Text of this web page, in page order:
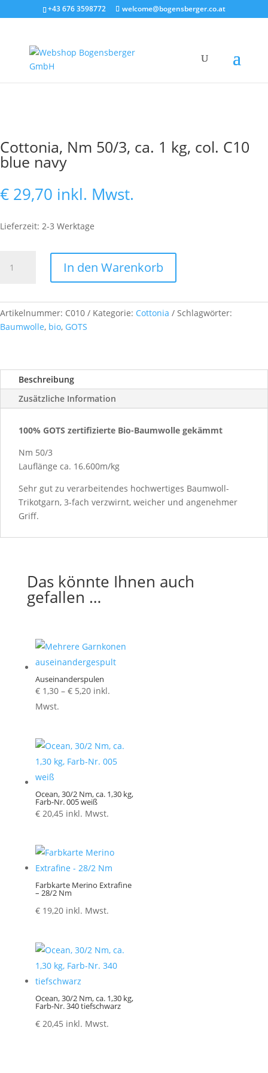
+43 676 3598772 welcome@bogensberger.co.at
Cottonia, Nm 50/3, ca. 1 kg, col. C10
blue navy
€ 29,70 inkl. Mwst.
Lieferzeit: 2-3 Werktage
Nm
1
kg,
blue
Menge
In den Warenkorb
Artikelnummer: C010 Kategorie: Cottonia
Schlagwörter:
Baumwolle, bio, GOTS
Beschreibung
Zusätzliche Information
100% GOTS zertifizierte Bio-Baumwolle gekämmt
Nm 50/3
Lauflänge ca. 16.600m/kg
Sehr gut zu verarbeitendes hochwertiges Baumwoll-
Trikotgarn, 3-fach verzwirnt, weicher und angenehmer
Griff.
Das könnte Ihnen auch
gefallen …
Auseinanderspulen
€1,30 – €5,20Preisspanne:
inkl.
Mwst.
Ocean, 30/2 Nm, ca. 1,30 kg,
Farb-Nr. 005 weiß
€20,45 inkl. Mwst.
Farbkarte Merino Extrafine
– 28/2 Nm
€19,20 inkl. Mwst.
Ocean, 30/2 Nm, ca. 1,30 kg,
Farb-Nr. 340 tiefschwarz
€20,45 inkl. Mwst.